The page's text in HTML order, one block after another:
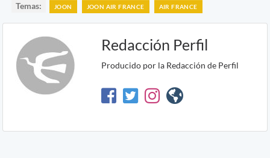
Temas: JOON JOON AIR FRANCE AIR FRANCE
Redacción Perfil
Producido por la Redacción de Perfil